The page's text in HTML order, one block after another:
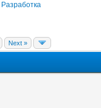
Разработка
Next »